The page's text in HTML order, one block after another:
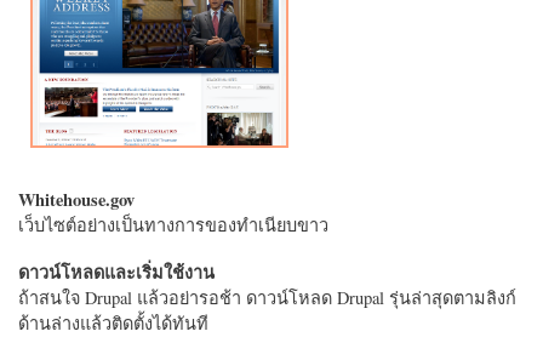
Whitehouse.gov
เว็บไซต์อย่างเป็นทางการของทำเนียบขาว
ดาวน์โหลดและเริ่มใช้งาน
ถ้าสนใจ Drupal แล้วอย่ารอช้า ดาวน์โหลด Drupal รุ่นล่าสุดตามลิงก์
ด้านล่างแล้วติดตั้งได้ทันที